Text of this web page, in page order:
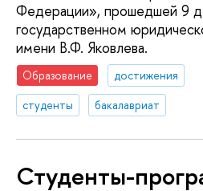
Федерации», прошедшей 9
государственном
имени В.Ф. Яковлева.
Образование
достижения
студенты
бакалавриат
Студенты-